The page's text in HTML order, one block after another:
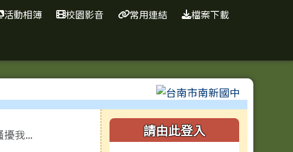
活動相簿 校園影音 常用連結 檔案下載
⏸
我...
右邊區域內容
請由此登入